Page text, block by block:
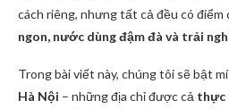
cách riêng, nhưng tất cả đều có điểm
ngon, nước dùng đậm đà và trải
Trong bài viết này, chúng tôi sẽ bật mí
Hà Nội – những địa chỉ được cả thực